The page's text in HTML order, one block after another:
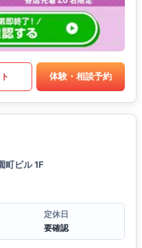
体験・相談予約
町ビル 1F
定休日
要確認